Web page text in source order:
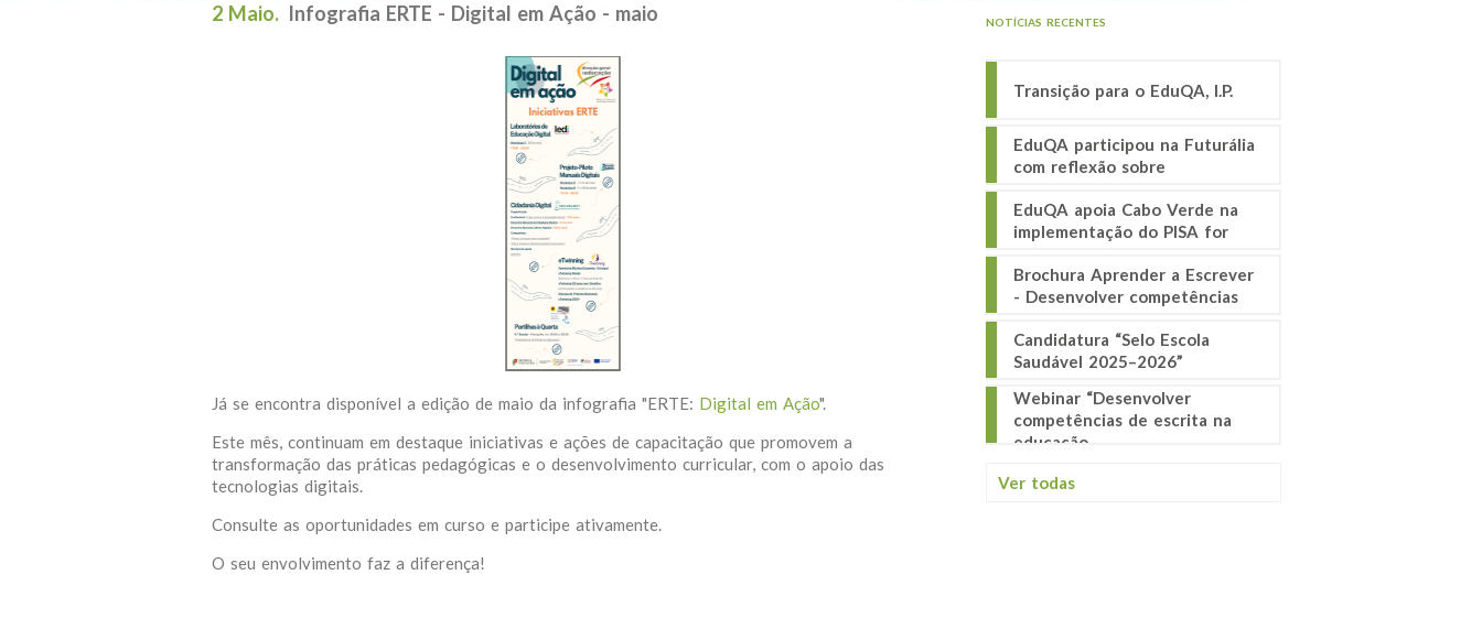
2 Maio. Infografia ERTE - Digital em Ação - maio
Já se encontra disponível a edição de maio da infografia "ERTE: Digital em Ação".
Este mês, continuam em destaque iniciativas e ações de capacitação que promovem a
transformação das práticas pedagógicas e o desenvolvimento curricular, com o apoio das
tecnologias digitais.
Consulte as oportunidades em curso e participe ativamente.
O seu envolvimento faz a diferença!
NOTÍCIAS RECENTES
Transição para o EduQA, I.P.
EduQA participou na Futurália
com reflexão sobre
EduQA apoia Cabo Verde na
implementação do PISA for
Brochura Aprender a Escrever
- Desenvolver competências
Candidatura “Selo Escola
Saudável 2025–2026”
Webinar “Desenvolver
competências de escrita na
educação
Ver todas